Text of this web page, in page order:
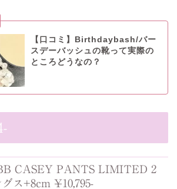
【口コミ】Birthdaybash/バー
スデーバッシュの靴って実際の
ところどうなの？
CASEY PANTS LIMITED 2
ス+8cm ¥10,795-